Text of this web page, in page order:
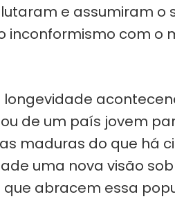
e assumiram o
inconformismo com o
longevidade
de um país jovem
maduras do que há
uma nova visão
abracem essa